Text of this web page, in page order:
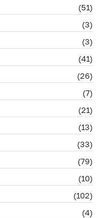
(51)
(3)
(3)
(41)
(26)
(7)
(21)
(13)
(33)
(79)
(10)
(102)
(4)